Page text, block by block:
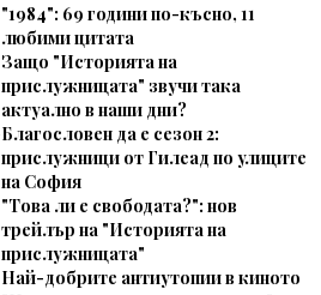
"1984": 69 години по-късно, 11
любими цитата
Защо "Историята на
прислужницата" звучи така
актуално в наши дни?
Благословен да е сезон 2:
прислужници от Гилеад по улиците
на София
"Това ли е свободата?": нов
трейлър на "Историята на
прислужницата"
Най-добрите антиутопии в киното